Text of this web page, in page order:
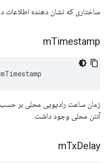
ساختاری که نشان دهنده اطلاعات
mTimestamp
mTimestamp
آنتن محلی وجود داشت.
mTxDelay